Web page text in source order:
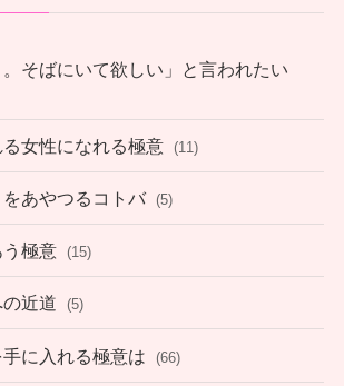
。そばにいて欲しい」と言われたい
女性になれる極意 (11)
あやつるコトバ (5)
う極意 (15)
近道 (5)
に入れる極意は (66)